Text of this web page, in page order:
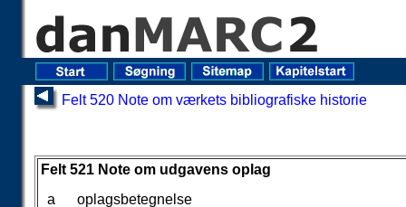
Felt 520 Note om værkets bibliografiske historie
Felt 521 Note om udgavens oplag
a
oplagsbetegnelse